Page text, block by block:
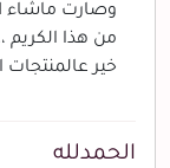
وصارت ماشاء
من هذا الكريم
خير عالمنتجات
الحمدلله